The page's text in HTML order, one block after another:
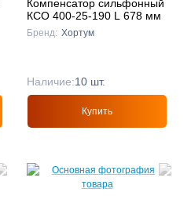
Компенсатор сильфонный
КСО 400-25-190 L 678 мм
Бренд: Хортум
Наличие:10 шт.
Купить